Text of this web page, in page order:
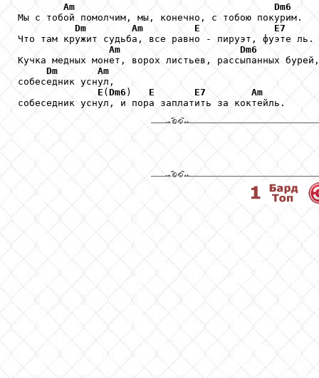
Am
Dm6
Мы с тобой помолчим, мы, конечно, с тобою покурим.
Dm
Am E
E7
Что там кружит судьба, все равно - пируэт, фуэте ль.
Am
Dm6
Кучка медных монет, ворох листьев, рассыпанных бурей,
Dm
Am
собеседник уснул,
E ( Dm6 ) E E7
Am
собеседник уснул, и пора заплатить за коктейль.